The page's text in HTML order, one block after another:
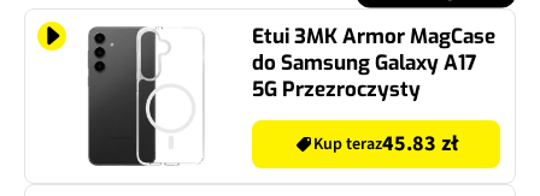
Etui 3MK Armor MagCase
do Samsung Galaxy A17
5G Przezroczysty
Kup teraz45.83 zł